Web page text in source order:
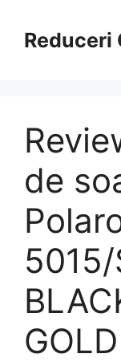
conținutReduceri
de
5015/
GOLD